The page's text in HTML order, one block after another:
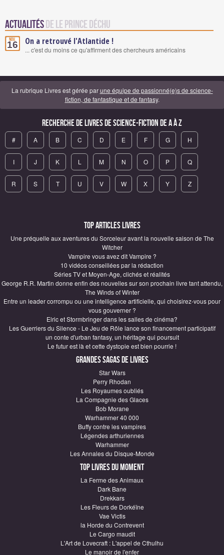
Actualités de Le Prince Déchu
Nov.
16 On a retrouvé l'Atlantide !
... c'est du moins ce qu'affirment des chercheurs américains
La rubrique Livres est gérée parune équipe de passionné(e)s de science-
fiction, de fantastique et de fantasy.
Recherche de Livres de science-fiction de A à Z
# A B C D E F G H
I J K L M N O P Q
R S T U V W X Y Z
Top articles Livres
Une préquelle aux aventures du Sorceleur avant la nouvelle saison de The
Witcher
Vampire vous avez dit Vampire ?
10 vidéos conseillées par la rédaction
Séries TV et Moyen-Age, clichés et réalités
George R.R. Martin donne enfin des nouvelles sur son prochain livre tant attendu,
The Winds of Winter
Entre un leader corrompu ou une intelligence artificielle, qui choisirez-vous pour
vous gouverner ?
Elric et Stormbringer dans les salles de cinéma?
Les Guerriers du Silence - Le Jeu de Rôle lance son financement participatif
un conte d'urban fantasy, un héritage qui poursuit
Le futur est là et cette dystopie est bien pourrie !
Grandes sagas de Livres
Star Wars
Perry Rhodan
Les Royaumes oubliés
La Compagnie des Glaces
Bob Morane
Warhammer 40 000
Buffy contre les vampires
Légendes arthuriennes
Warhammer
Les Annales du Disque-Monde
Top Livres du moment
La Ferme des Animaux
Dark Bane
Drekkars
Les Fleurs de Dorkéïne
Vae Victis
la Horde du Contrevent
Le Cargo maudit
L'Art de Lovecraft : L'appel de Cthulhu
Le manoir de l'enfer